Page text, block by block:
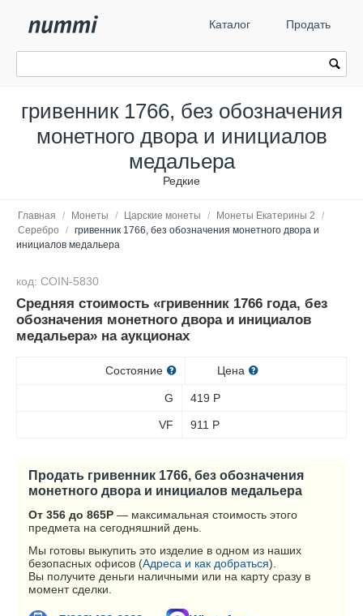
Каталог Продать
гривенник 1766, без обозначения
монетного двора и инициалов
медальера
Редкие
Главная / Монеты / Царские монеты / Монеты Екатерины 2
/
Серебро
/ гривенник 1766, без обозначения монетного двора и
инициалов медальера
код: COIN-5830
Средняя стоимость «гривенник 1766 года, без
обозначения монетного двора и инициалов
медальера» на аукционах
Состояние Цена
G 419 Р
VF 911 Р
Продать гривенник 1766, без обозначения
монетного двора и инициалов медальера
От 356 до 865Р — максимальная стоимость этого
предмета на сегодняшний день.
Мы готовы выкупить это изделие в одном из наших
безопасных офисов (Адреса и как добраться).
Вы получите деньги наличными или на карту сразу в
момент сделки.